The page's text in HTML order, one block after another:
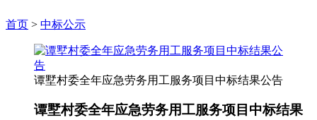
首页 > 中标公示
谭墅村委全年应急劳务用工服务项目中标结果公告
谭墅村委全年应急劳务用工服务项目中标结果